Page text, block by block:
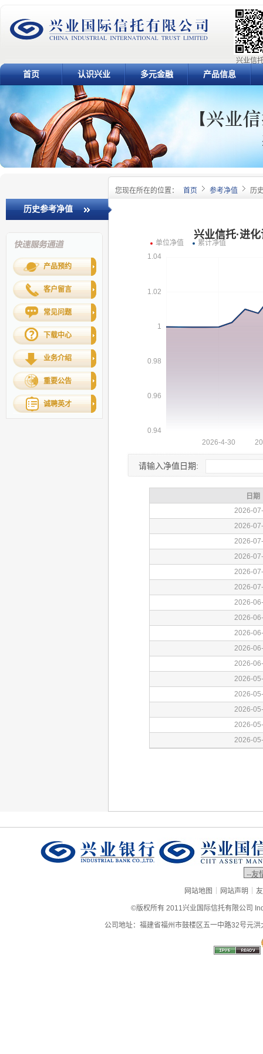
兴业信
首页 认识兴业 多元金融 产品信息
您现在所在的位置： 首页 参考净值 历
历史参考净值
产品预约
客户留言
常见问题
下载中心
业务介绍
重要公告
诚聘英才
请输入净值日期:
网站地图 | 网站声明 |
©版权所有 2011兴业国际信托有限公司
公司地址：福建省福州市鼓楼区五一中路32号元